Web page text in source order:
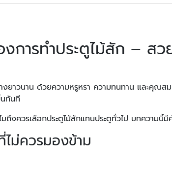
การทำประตูไม้สัก – ส
งยาวนาน ด้วยความหรูหรา ความทนทาน และคุณส
นทันที
ถึงควรเลือกประตูไม้สักแทนประตูทั่วไป บทความนี้
ม่ควรมองข้าม